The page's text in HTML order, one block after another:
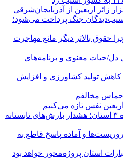
جنگ پرداخت می‌شود؛
حقوق بالاتر دیگر مانع مهاجرت
حیات معنوی و برنامه‌های
تولید کشاورزی و افزایش
حماس مخالفم
نفس تازه می‌کنیم
بارش‌های سیل‌آسا در راه ۳ استان؛ هشدار بارش‌های تابستانه
و آماده پاسخ قاطع به
استان پروژه‌محور خواهد بود